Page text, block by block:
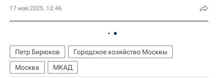
17 мая 2025, 12:46
Петр Бирюков
Городское хозяйство Москвы
Москва
МКАД